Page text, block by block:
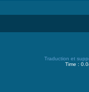
Traduction et
Time :